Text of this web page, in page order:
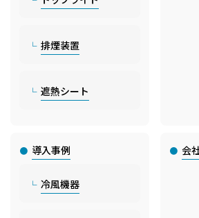
排煙装置
遮熱シート
導入事例
冷風機器
会